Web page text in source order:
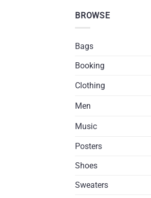
BROWSE
Bags
Booking
Clothing
Men
Music
Posters
Shoes
Sweaters